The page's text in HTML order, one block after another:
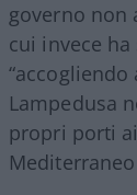
governo non
cui invece
Lampedusa
propri porti